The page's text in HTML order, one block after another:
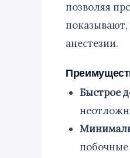
позволяя
показывают,
анестезии.
Быстрое